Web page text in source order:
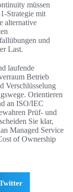
müssen
Strategie mit
alternative
und
Last.
laufende
Betrieb
Verschlüsselung
Orientieren
an ISO/IEC
Prüf- und
Sie klar,
Managed Service
of Ownership